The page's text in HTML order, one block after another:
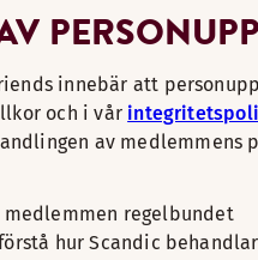
innebär att
och i vår
av medlemmens
medlemmen regelbundet
hur Scandic